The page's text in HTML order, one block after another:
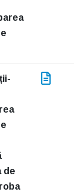
de